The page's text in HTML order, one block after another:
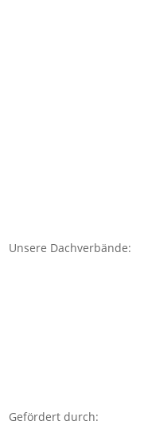
Unsere Dachverbände:
Gefördert durch: